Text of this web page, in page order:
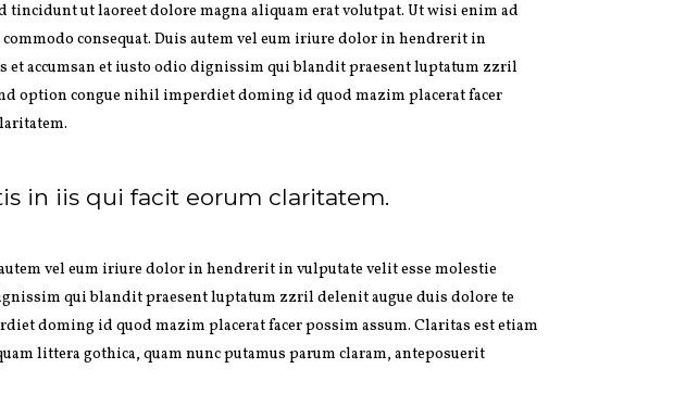
ut laoreet dolore magna aliquam erat volutpat. Ut wisi enim ad
consequat. Duis autem vel eum iriure dolor in hendrerit in
et accumsan et iusto odio dignissim qui blandit praesent luptatum zzril
option congue nihil imperdiet doming id quod mazim placerat facer
in iis qui facit eorum claritatem.
vel eum iriure dolor in hendrerit in vulputate velit esse molestie
qui blandit praesent luptatum zzril delenit augue duis dolore te
doming id quod mazim placerat facer possim assum. Claritas est etiam
littera gothica, quam nunc putamus parum claram, anteposuerit